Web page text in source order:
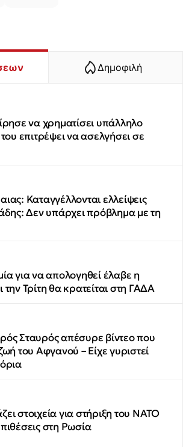
Δημοφιλή
να χρηματίσει υπάλληλο
επιτρέψει να ασελγήσει σε
Καταγγέλλονται ελλείψεις
Δεν υπάρχει πρόβλημα με τη
για να απολογηθεί έλαβε η
Τρίτη θα κρατείται στη ΓΑΔΑ
Σταυρός απέσυρε βίντεο που
του Αφγανού – Είχε γυριστεί
στοιχεία για στήριξη του ΝΑΤΟ
στη Ρωσία